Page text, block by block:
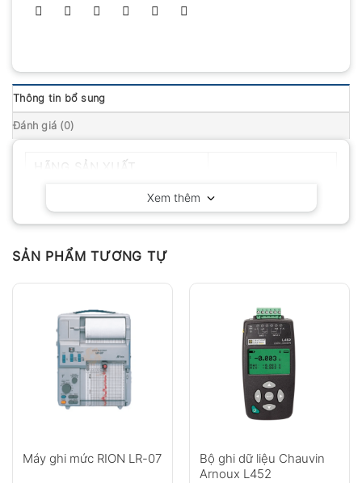
Thông tin bổ sung
Đánh giá (0)
Xem thêm
SẢN PHẨM TƯƠNG TỰ
Máy ghi mức RION LR-07
Bộ ghi dữ liệu Chauvin
Arnoux L452